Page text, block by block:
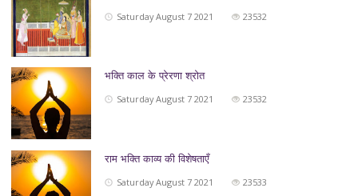
Saturday August 7 2021
23532
भक्ति काल के प्रेरणा श्रोत
Saturday August 7 2021
23532
राम भक्ति काव्य की विशेषताएँ
Saturday August 7 2021
23533